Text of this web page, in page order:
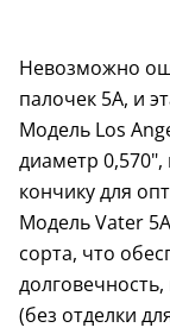
Невозможно
палочек 5A, и
Модель Los
диаметр
кончику для
Модель Vater
сорта, что
(без отделки